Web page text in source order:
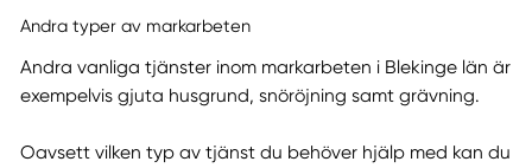
Andra typer av markarbeten
Andra vanliga tjänster inom markarbeten i Blekinge län är
exempelvis gjuta husgrund, snöröjning samt grävning.
Oavsett vilken typ av tjänst du behöver hjälp med kan du